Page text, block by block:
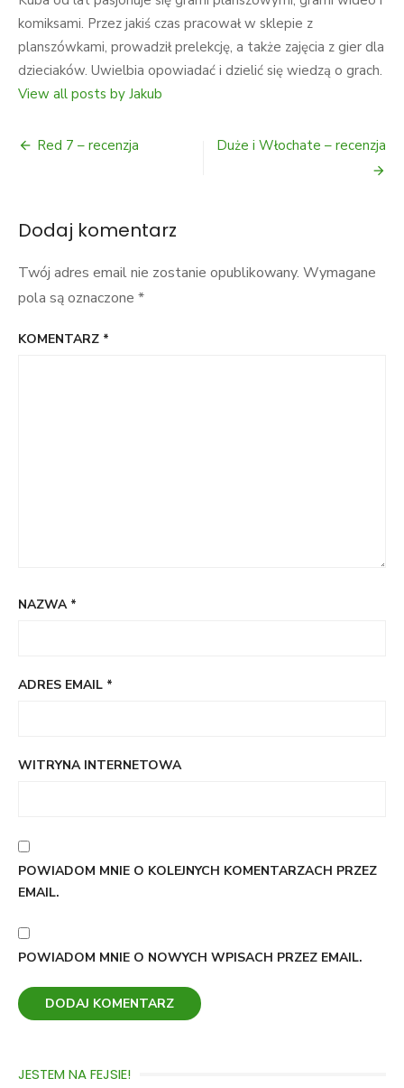
komiksami. Przez jakiś czas pracował w sklepie z
planszówkami, prowadził prelekcję, a także zajęcia z gier dla
dzieciaków. Uwielbia opowiadać i dzielić się wiedzą o grach.
View all posts by Jakub
Nawigacja
Red 7 – recenzja Duże i Włochate – recenzja
Dodaj komentarz
Twój adres email nie zostanie opublikowany. Wymagane
pola są oznaczone *
KOMENTARZ *
NAZWA *
ADRES EMAIL *
WITRYNA INTERNETOWA
POWIADOM MNIE O KOLEJNYCH KOMENTARZACH PRZEZ
EMAIL.
POWIADOM MNIE O NOWYCH WPISACH PRZEZ EMAIL.
JESTEM NA FEJSIE!